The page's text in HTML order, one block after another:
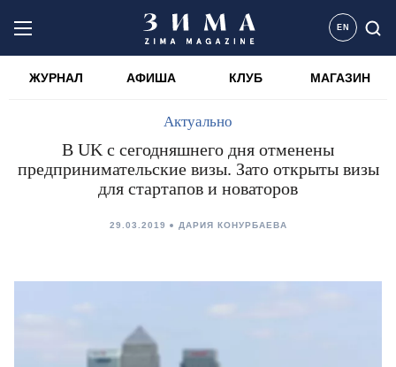
EN
ЖУРНАЛ АФИША КЛУБ МАГАЗИН
Актуально
В UK с сегодняшнего дня отменены
предпринимательские визы. Зато открыты визы
для стартапов и новаторов
29.03.2019 ДАРИЯ КОНУРБАЕВА